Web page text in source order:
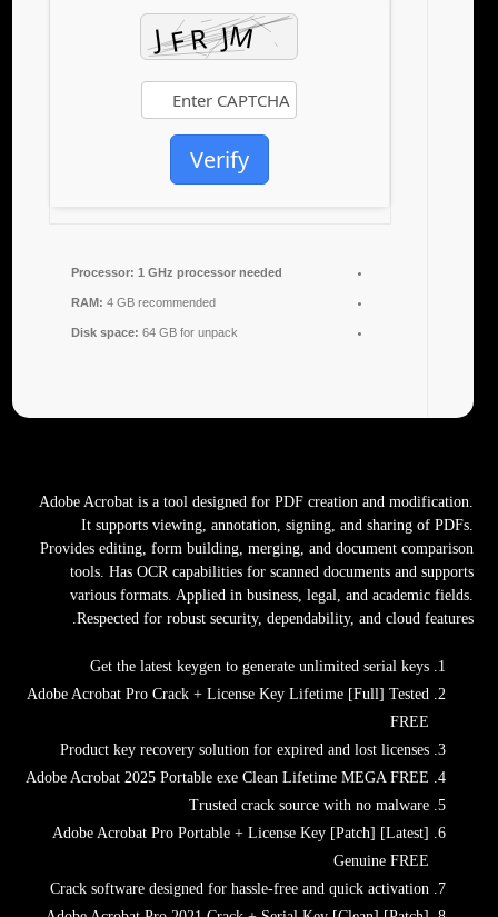
Verify
Processor: 1 GHz processor needed
RAM: 4 GB recommended
Disk space: 64 GB for unpack
Adobe Acrobat is a tool designed for PDF creation and modification.
It supports viewing, annotation, signing, and sharing of PDFs.
Provides editing, form building, merging, and document comparison
tools. Has OCR capabilities for scanned documents and supports
various formats. Applied in business, legal, and academic fields.
Respected for robust security, dependability, and cloud features.
Get the latest keygen to generate unlimited serial keys
Adobe Acrobat Pro Crack + License Key Lifetime [Full] Tested
FREE
Product key recovery solution for expired and lost licenses
Adobe Acrobat 2025 Portable exe Clean Lifetime MEGA FREE
Trusted crack source with no malware
Adobe Acrobat Pro Portable + License Key [Patch] [Latest]
Genuine FREE
Crack software designed for hassle-free and quick activation